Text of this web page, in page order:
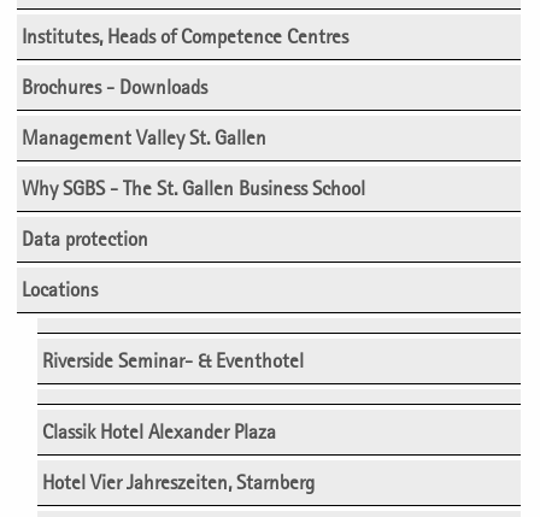
Institutes, Heads of Competence Centres
Brochures - Downloads
Management Valley St. Gallen
Why SGBS - The St. Gallen Business School
Data protection
Locations
Riverside Seminar- & Eventhotel
Classik Hotel Alexander Plaza
Hotel Vier Jahreszeiten, Starnberg